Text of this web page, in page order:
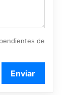
de
Enviar